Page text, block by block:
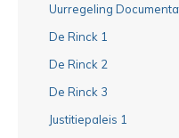
Uurregeling
De Rinck 1
De Rinck 2
De Rinck 3
Justitiepaleis 1